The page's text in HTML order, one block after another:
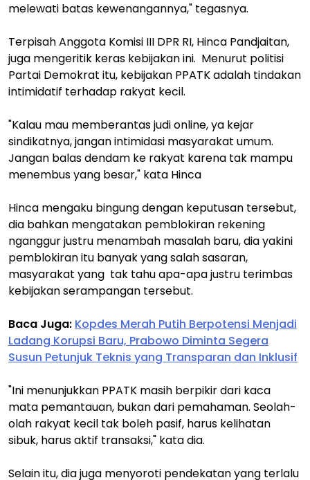
melewati batas kewenangannya," tegasnya.
Terpisah Anggota Komisi III DPR RI, Hinca Pandjaitan,
juga mengeritik keras kebijakan ini. Menurut politisi
Partai Demokrat itu, kebijakan PPATK adalah tindakan
intimidatif terhadap rakyat kecil.
"Kalau mau memberantas judi online, ya kejar
sindikatnya, jangan intimidasi masyarakat umum.
Jangan balas dendam ke rakyat karena tak mampu
menembus yang besar," kata Hinca
Hinca mengaku bingung dengan keputusan tersebut,
dia bahkan mengatakan pemblokiran rekening
nganggur justru menambah masalah baru, dia yakini
pemblokiran itu banyak yang salah sasaran,
masyarakat yang tak tahu apa-apa justru terimbas
kebijakan serampangan tersebut.
Baca Juga: Kopdes Merah Putih Berpotensi Menjadi
Ladang Korupsi Baru, Prabowo Diminta Segera
Susun Petunjuk Teknis yang Transparan dan Inklusif
"Ini menunjukkan PPATK masih berpikir dari kaca
mata pemantauan, bukan dari pemahaman. Seolah-
olah rakyat kecil tak boleh pasif, harus kelihatan
sibuk, harus aktif transaksi," kata dia.
Selain itu, dia juga menyoroti pendekatan yang terlalu